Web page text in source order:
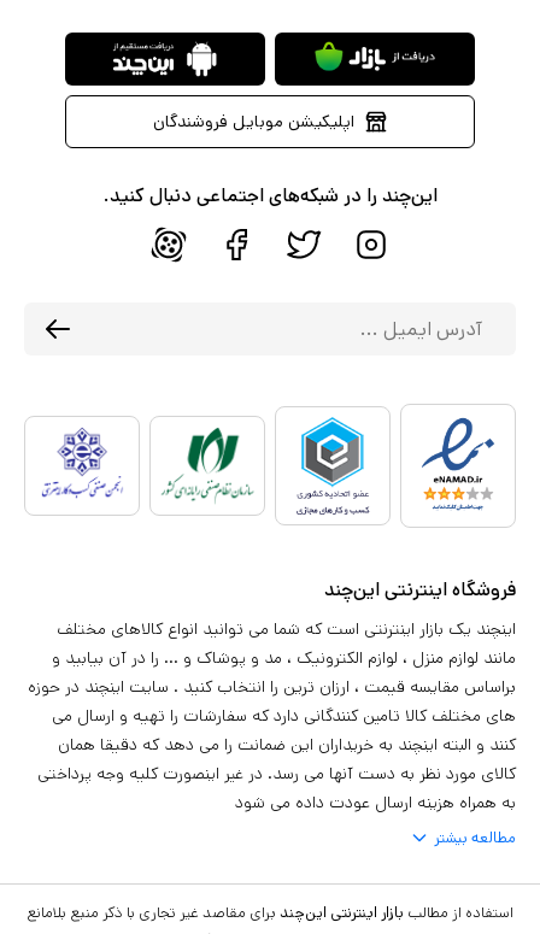
اپلیکیشن موبایل فروشندگان
این‌چند را در شبکه‌های اجتماعی دنبال کنید.
فروشگاه اینترنتی این‌چند
اینچند یک بازار اینترنتی است که شما می توانید انواع کالاهای مختلف
مانند لوازم منزل ، لوازم الکترونیک ، مد و پوشاک و ... را در آن بیابید و
براساس مقایسه قیمت ، ارزان ترین را انتخاب کنید . سایت اینچند در حوزه
های مختلف کالا تامین کنندگانی دارد که سفارشات را تهیه و ارسال می
کنند و البته اینچند به خریداران این ضمانت را می دهد که دقیقا همان
کالای مورد نظر به دست آنها می رسد. در غیر اینصورت کلیه وجه پرداختی
به همراه هزینه ارسال عودت داده می شود
مطالعه بیشتر
استفاده از مطالب بازار اینترنتی این‌چند برای مقاصد غیر تجاری با ذکر منبع بلامانع